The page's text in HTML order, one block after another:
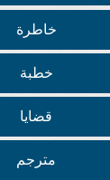
خاطرة
خطبة
قضايا
مترجم